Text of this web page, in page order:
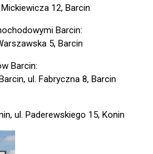
12, Barcin
Barcin:
5, Barcin
Barcin:
ul. Fabryczna 8, Barcin
ul. Paderewskiego 15, Konin